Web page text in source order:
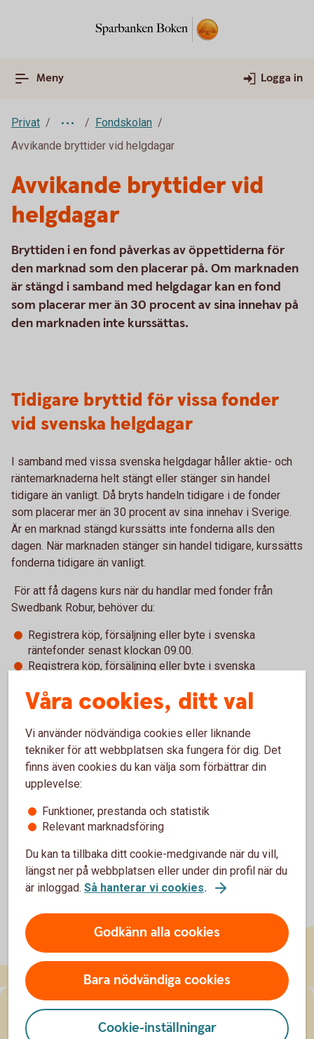
Meny Logga in
Privat
Fondskolan
Avvikande bryttider vid helgdagar
Avvikande bryttider vid
helgdagar
Bryttiden i en fond påverkas av öppettiderna för
den marknad som den placerar på. Om marknaden
är stängd i samband med helgdagar kan en fond
som placerar mer än 30 procent av sina innehav på
den marknaden inte kurssättas.
Tidigare bryttid för vissa fonder
vid svenska helgdagar
I samband med vissa svenska helgdagar håller aktie- och
räntemarknaderna helt stängt eller stänger sin handel
tidigare än vanligt. Då bryts handeln tidigare i de fonder
som placerar mer än 30 procent av sina innehav i Sverige.
Är en marknad stängd kurssätts inte fonderna alls den
dagen. När marknaden stänger sin handel tidigare, kurssätts
fonderna tidigare än vanligt.
För att få dagens kurs när du handlar med fonder från
Swedbank Robur, behöver du:
Registrera köp, försäljning eller byte i svenska
räntefonder senast klockan 09.00.
Registrera köp, försäljning eller byte i svenska
Lägger du din order efter dessa bryttider, sker handeln
vanligtvis till nästa bankdags kurs.
Om du handlar med en extern fond är bryttid för registrering
av köp, försäljning och byte klockan 09.00. Observera dock
att mottagande fondbolag kan ha en annan bryttid och att
det därför inte är säkert att ordern får dagens kurs.
Våra cookies, ditt val
Vi använder nödvändiga cookies eller liknande
tekniker för att webbplatsen ska fungera för dig. Det
finns även cookies du kan välja som förbättrar din
upplevelse:
Funktioner, prestanda och statistik
Relevant marknadsföring
Du kan ta tillbaka ditt cookie-medgivande när du vill,
längst ner på webbplatsen eller under din profil när du
är inloggad. Så hanterar vi cookies.
Godkänn alla cookies
Bara nödvändiga cookies
Cookie-inställningar
Sidfot
Hitta snabbt